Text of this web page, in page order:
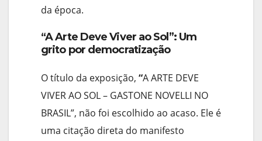
da época.
“A Arte Deve Viver ao Sol”: Um
grito por democratização
O título da exposição, “A ARTE DEVE
VIVER AO SOL – GASTONE NOVELLI NO
BRASIL”, não foi escolhido ao acaso. Ele é
uma citação direta do manifesto